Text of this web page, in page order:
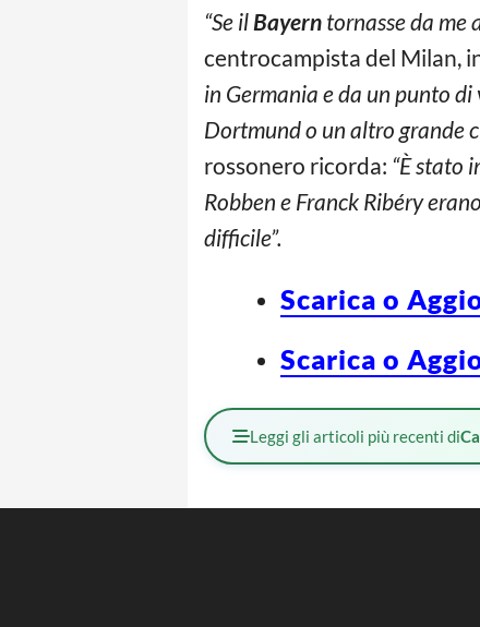
“Se il Bayern tornasse da me
centrocampista del Milan,
in Germania e da un punto
Dortmund o un altro grande
rossonero ricorda: “È stato
Robben e Franck Ribéry
difficile”.
Scarica o
Scarica o
Leggi gli articoli più recenti di